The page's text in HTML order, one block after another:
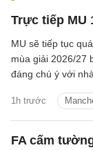
Trực tiếp MU
1h trước
MU sẽ tiếp tục
mùa giải 2026/27
đáng chú ý với
FA cấm